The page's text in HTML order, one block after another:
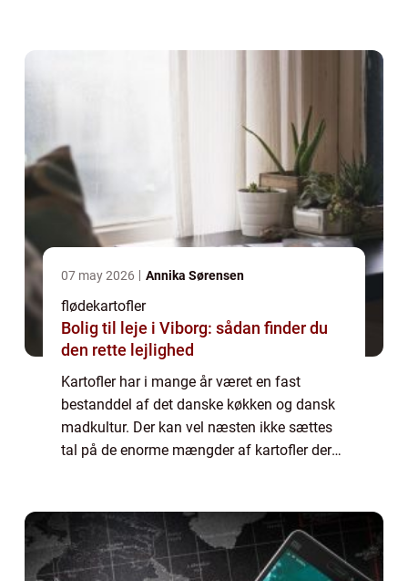
07 may 2026 Annika Sørensen
flødekartofler
Bolig til leje i Viborg: sådan finder du
den rette lejlighed
Kartofler har i mange år været en fast
bestanddel af det danske køkken og dansk
madkultur. Der kan vel næsten ikke sættes
tal på de enorme mængder af kartofler der